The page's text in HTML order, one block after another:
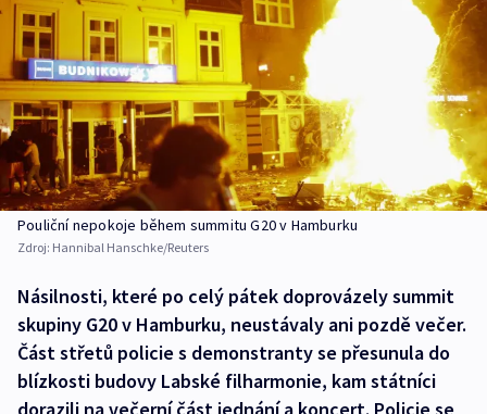
Pouliční nepokoje během summitu G20 v Hamburku
Zdroj: Hannibal Hanschke/Reuters
Násilnosti, které po celý pátek doprovázely summit
skupiny G20 v Hamburku, neustávaly ani pozdě večer.
Část střetů policie s demonstranty se přesunula do
blízkosti budovy Labské filharmonie, kam státníci